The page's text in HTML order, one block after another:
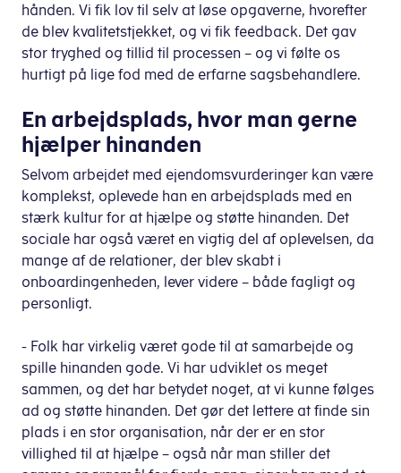
hånden. Vi fik lov til selv at løse opgaverne, hvorefter
de blev kvalitetstjekket, og vi fik feedback. Det gav
stor tryghed og tillid til processen – og vi følte os
hurtigt på lige fod med de erfarne sagsbehandlere.
En arbejdsplads, hvor man gerne
hjælper hinanden
Selvom arbejdet med ejendomsvurderinger kan være
komplekst, oplevede han en arbejdsplads med en
stærk kultur for at hjælpe og støtte hinanden. Det
sociale har også været en vigtig del af oplevelsen, da
mange af de relationer, der blev skabt i
onboardingenheden, lever videre – både fagligt og
personligt.
- Folk har virkelig været gode til at samarbejde og
spille hinanden gode. Vi har udviklet os meget
sammen, og det har betydet noget, at vi kunne følges
ad og støtte hinanden. Det gør det lettere at finde sin
plads i en stor organisation, når der er en stor
villighed til at hjælpe – også når man stiller det